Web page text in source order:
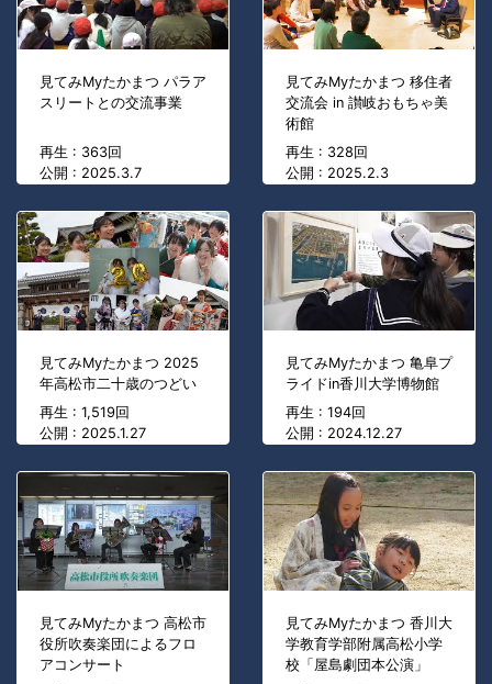
見てみMyたかまつ パラア
スリートとの交流事業
再生 : 363回
公開 : 2025.3.7
見てみMyたかまつ 移住者
交流会 in 讃岐おもちゃ美
術館
再生 : 328回
公開 : 2025.2.3
見てみMyたかまつ 2025
年高松市二十歳のつどい
再生 : 1,519回
公開 : 2025.1.27
見てみMyたかまつ 亀阜プ
ライドin香川大学博物館
再生 : 194回
公開 : 2024.12.27
見てみMyたかまつ 高松市
役所吹奏楽団によるフロ
アコンサート
見てみMyたかまつ 香川大
学教育学部附属高松小学
校「屋島劇団本公演」